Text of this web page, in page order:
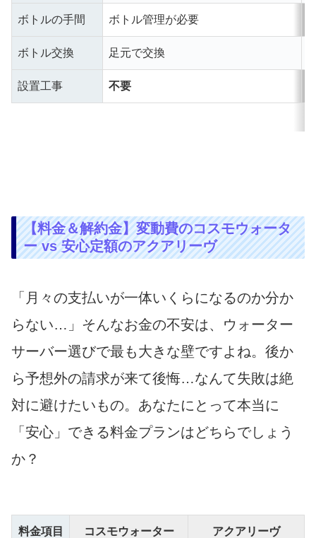
ボトルの手間 ボトル管理が必要
ボトル交換 足元で交換
設置工事 不要
【料金＆解約金】変動費のコスモウォータ
ー vs 安心定額のアクアリーヴ
「月々の支払いが一体いくらになるのか分か
らない…」そんなお金の不安は、ウォーター
サーバー選びで最も大きな壁ですよね。後か
ら予想外の請求が来て後悔…なんて失敗は絶
対に避けたいもの。あなたにとって本当に
「安心」できる料金プランはどちらでしょう
か？
料金項目 コスモウォーター アクアリーヴ